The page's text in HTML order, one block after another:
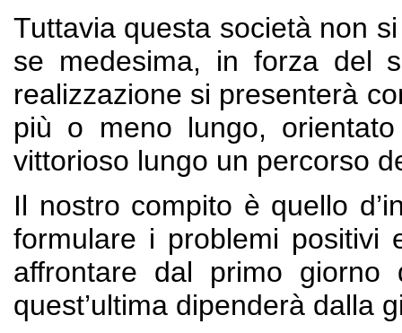
Tuttavia questa società non
se medesima, in forza del
realizzazione si presenterà
più o meno lungo,
vittorioso lungo un percorso
Il nostro compito è quello
formulare i problemi positivi
affrontare dal primo giorno
quest’ultima dipenderà dalla